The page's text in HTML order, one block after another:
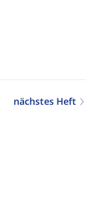
nächstes Heft